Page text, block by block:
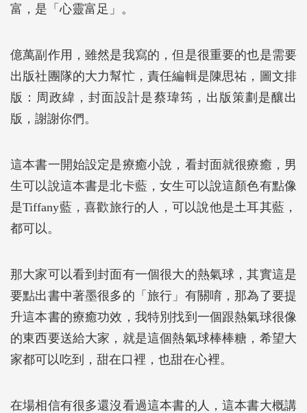
富，是「心靈富足」。
億萬副作用，雖然是我寫的，但是很重要的也是需要
出版社團隊的大力幫忙，責任編輯是陳思祐，圖文排
版：周政緯，封面設計是蔡瑋筠，出版策劃是釀出
版，謝謝你們。
這本書一開始設定是療癒小說，看封面就很療癒，男
生可以說這本書是北卡藍，女生可以說這顏色有點像
是Tiffany藍，喜歡旅行的人，可以說他是土耳其藍，
都可以。
那大家可以看到封面有一個很大的熱氣球，其實這是
要點出書中著墨很多的「旅行」有關唷，那為了要提
升這本書的療癒功效，我特別找到一個跟熱氣球很像
的東西要送給大家，就是這個熱氣球棒棒糖，希望大
家都可以吃到，甜在口裡，也甜在心裡。
在場相信有很多還沒看過這本書的人，這本書大概講